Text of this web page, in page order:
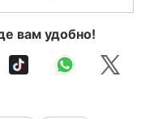
вам удобно!